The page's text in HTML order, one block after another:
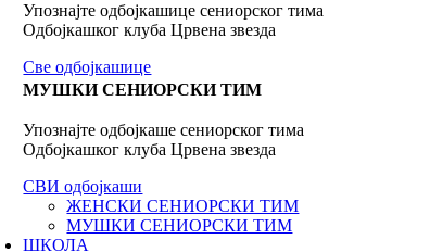
Упознајте одбојкашице сениорског тима
Одбојкашког клуба Црвена звезда
Све одбојкашице
МУШКИ СЕНИОРСКИ ТИМ
Упознајте одбојкаше сениорског тима
Одбојкашког клуба Црвена звезда
СВИ одбојкаши
ЖЕНСКИ СЕНИОРСКИ ТИМ
МУШКИ СЕНИОРСКИ ТИМ
ШКОЛА